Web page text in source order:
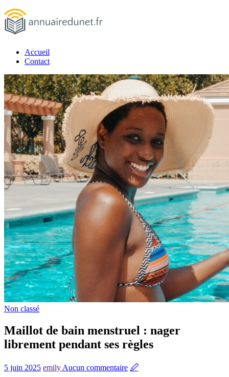
Passer
au
contenu
annuairedunet.fr
Accueil
Contact
Non classé
Maillot de bain menstruel : nager
librement pendant ses règles
5 juin 2025 emily Aucun commentaire 🖉